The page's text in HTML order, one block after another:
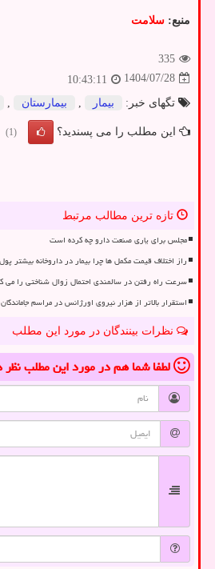
منبع: سلامت
335
1404/07/28
10:43:11
تگهای خبر:
بیمار بیمارستان
این مطلب را می پسندید؟ (1)
تازه ترین مطالب مرتبط
مجلس برای یاری صنعت دارو چه کرده است
راز اختلاف قیمت مکمل ها چرا بیمار در داروخانه بیشتر
سرعت راه رفتن در سالمندی احتمال زوال شناختی را می
استقرار بالاتر از هزار نیروی اورژانس در مراسم
نظرات بینندگان در مورد این مطلب
لطفا شما همدر مورد این مطلب